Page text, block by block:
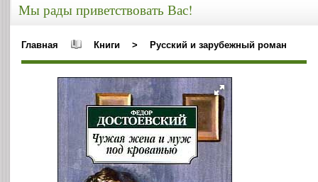
Мы рады приветствовать Вас!
Главная Книги > Русский и зарубежный роман